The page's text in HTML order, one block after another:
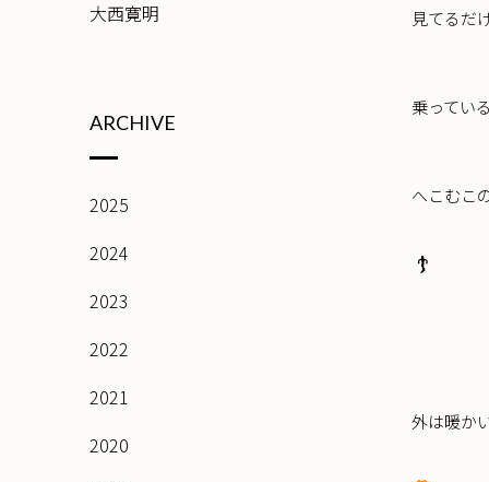
見てるだ
乗ってい
へこむこ
外は暖か
大西寛明
ARCHIVE
2025
2024
2023
2022
2021
2020